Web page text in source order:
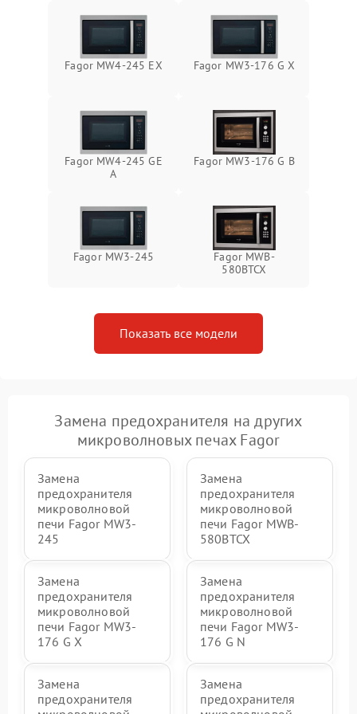
Fagor MW4-245 EX Fagor MW3-176 G X
Fagor MW4-245 GE
A
Fagor MW3-176 G B
Fagor MW3-245
Fagor MWB-
580BTCX
Показать все модели
Замена предохранителя на других
микроволновых печах Fagor
Замена
предохранителя
микроволновой
печи Fagor MW3-
245
Замена
предохранителя
микроволновой
печи Fagor MWB-
580BTCX
Замена
предохранителя
микроволновой
печи Fagor MW3-
176 G X
Замена
предохранителя
микроволновой
печи Fagor MW3-
176 G N
Замена
предохранителя
Замена
предохранителя